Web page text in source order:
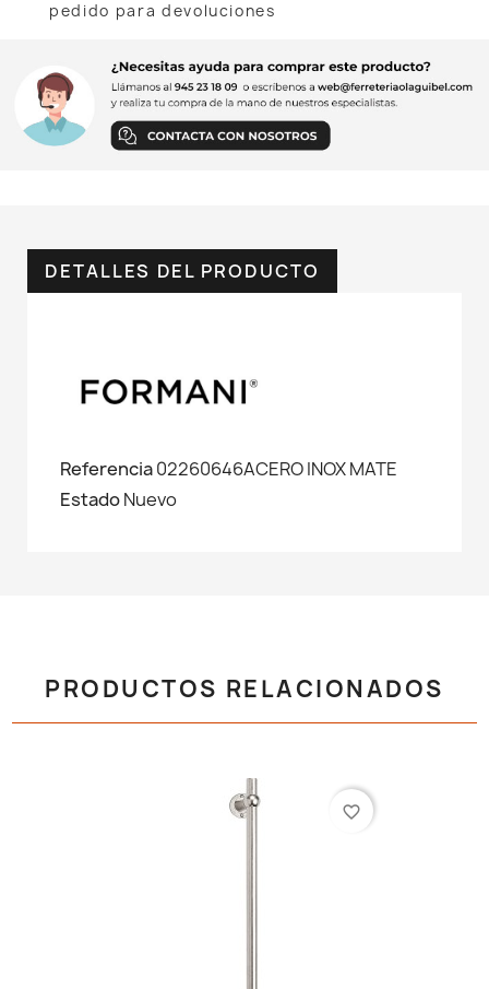
pedido para devoluciones
DETALLES DEL PRODUCTO
Referencia02260646ACERO INOX MATE
EstadoNuevo
PRODUCTOS RELACIONADOS
favorite_border